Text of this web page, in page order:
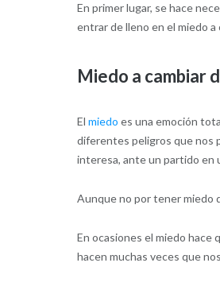
En primer lugar, se hace
entrar de lleno en el miedo a
Miedo a cambiar
El miedo es una emoción
diferentes peligros que nos
interesa, ante un partido en
Aunque no por tener miedo
En ocasiones el miedo hace
hacen muchas veces que